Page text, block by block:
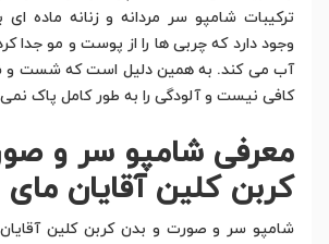
ترکیبات شامپو سر مردانه و زنانه ماده ای
وجود دارد که چربی ها را از پوست و مو جدا
آب می کند. به همین دلیل است که شست و
کافی نیست و آلودگی را به طور کامل پاک
معرفی شامپو سر و
کربن کلین آقایان مای
شامپو سر و صورت و بدن کربن کلین